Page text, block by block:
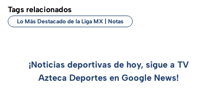
Tags relacionados
Lo Más Destacado de la Liga MX | Notas
¡Noticias deportivas de hoy, sigue a TV
Azteca Deportes en Google News!